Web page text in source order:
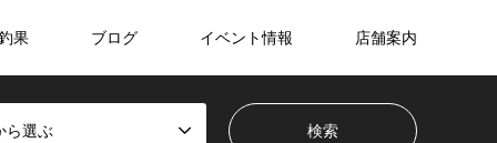
果 ブログ イベント情報 店舗案内
ら選ぶ